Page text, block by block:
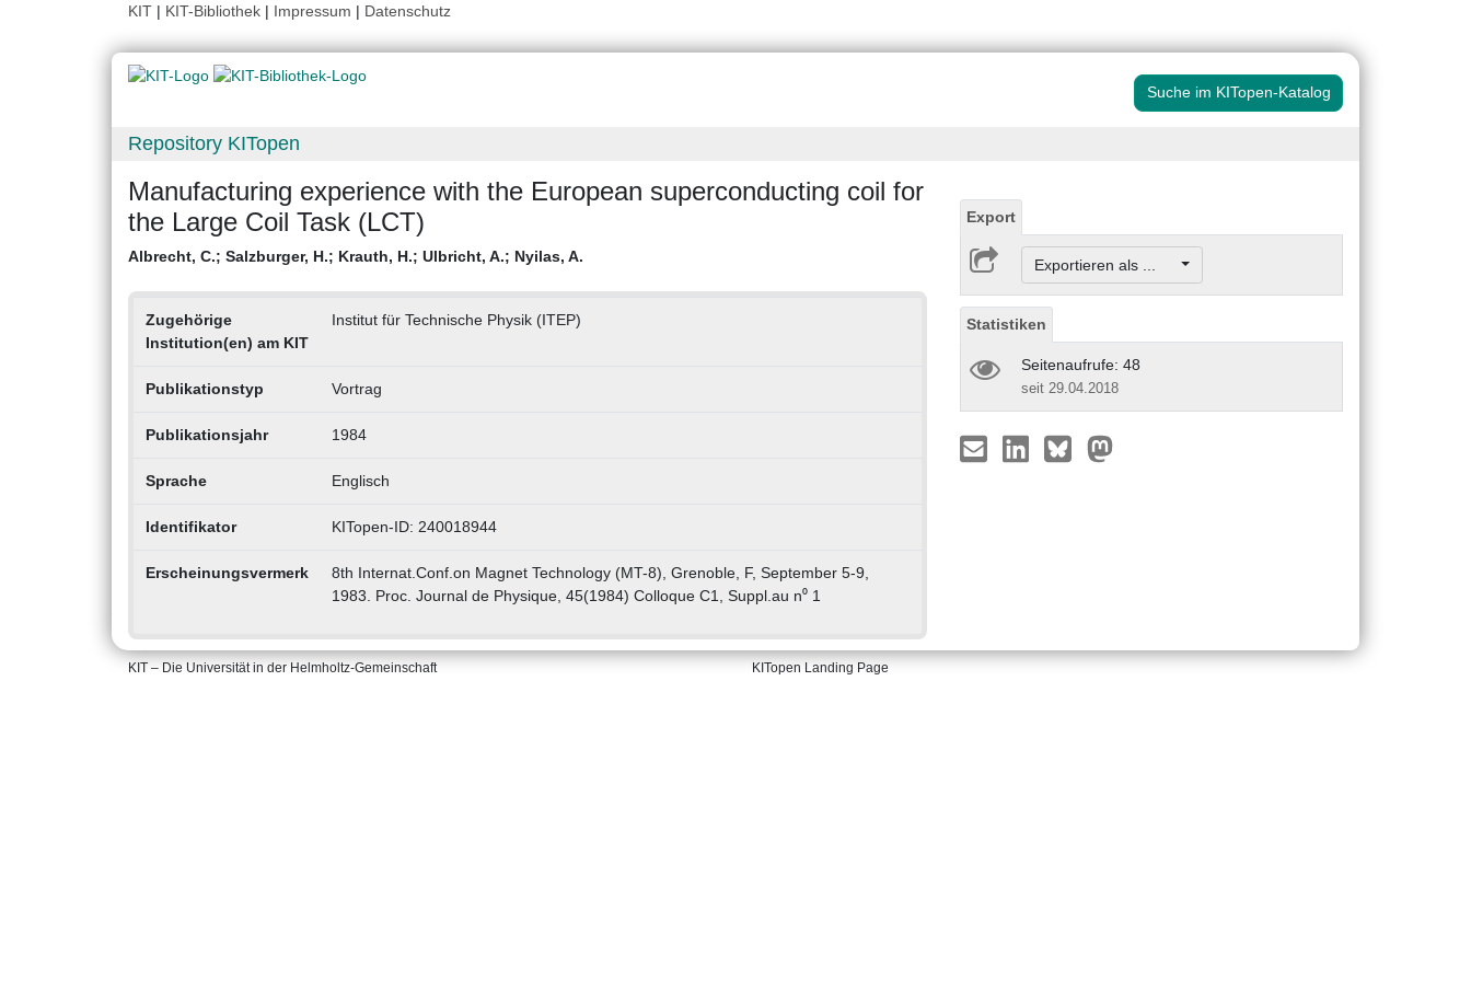
KIT | KIT-Bibliothek | Impressum | Datenschutz
Suche im KITopen-Katalog
Repository KITopen
Manufacturing experience with the European superconducting coil for
the Large Coil Task (LCT)
Albrecht, C.; Salzburger, H.; Krauth, H.; Ulbricht, A.; Nyilas, A.
Zugehörige
Institution(en) am KIT
Institut für Technische Physik (ITEP)
Publikationstyp Vortrag
Publikationsjahr 1984
Sprache Englisch
Identifikator KITopen-ID: 240018944
Erscheinungsvermerk
8th Internat.Conf.on Magnet Technology (MT-8), Grenoble, F, September 5-9,
1983. Proc. Journal de Physique, 45(1984) Colloque C1, Suppl.au n⁰ 1
Export
Exportieren als ...
Statistiken
Seitenaufrufe: 48
seit 29.04.2018
KIT – Die Universität in der Helmholtz-Gemeinschaft KITopen Landing Page